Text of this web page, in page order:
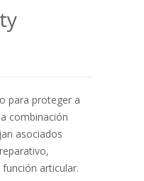
para proteger a
combinación
asociados
articular.